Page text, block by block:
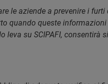
le aziende a prevenire i furti
quando queste
leva su SCIPAFI, consentirà